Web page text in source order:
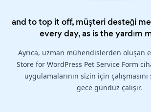
and to top it off, müşteri desteği
every day, as is theyardım
Ayrıca, uzman mühendislerden oluşan
Store for WordPress Pet Service Form
uygulamalarının sizin için
gece gündüz çalışır.